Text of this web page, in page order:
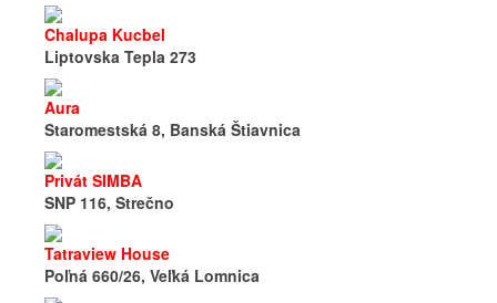
Chalupa Kucbel
Liptovska Tepla 273
Aura
Staromestská 8, Banská Štiavnica
Privát SIMBA
SNP 116, Strečno
Tatraview House
Poľná 660/26, Veľká Lomnica